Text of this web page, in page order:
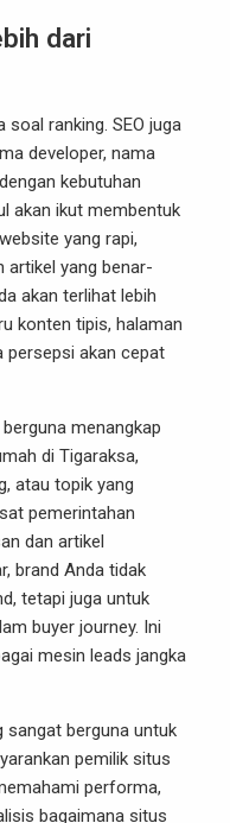
dari
soal ranking. SEO juga
developer, nama
kebutuhan
akan ikut membentuk
yang rapi,
artikel yang benar-
akan terlihat lebih
konten tipis, halaman
persepsi akan cepat
menangkap
di Tigaraksa,
atau topik yang
pemerintahan
dan artikel
brand Anda tidak
tetapi juga untuk
buyer journey. Ini
mesin leads jangka
sangat berguna untuk
pemilik situs
performa,
bagaimana situs